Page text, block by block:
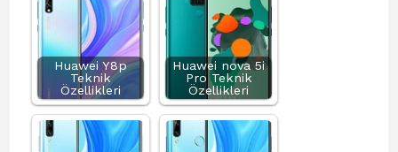
Huawei Y8p
Teknik
Özellikleri
Huawei nova 5i
Pro Teknik
Özellikleri